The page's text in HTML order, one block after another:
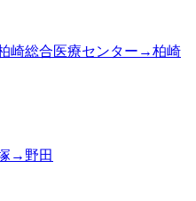
崎総合医療センター→柏崎
→野田